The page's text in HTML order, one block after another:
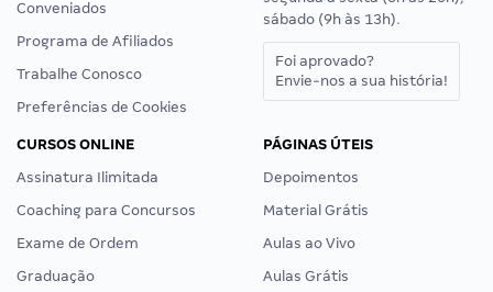
Conveniados
Programa de Afiliados
Trabalhe Conosco
Preferências de Cookies
sábado (9h às 13h).
Foi aprovado?
Envie-nos a sua história!
CURSOS ONLINE
Assinatura Ilimitada
Coaching para Concursos
Exame de Ordem
Graduação
PÁGINAS ÚTEIS
Depoimentos
Material Grátis
Aulas ao Vivo
Aulas Grátis